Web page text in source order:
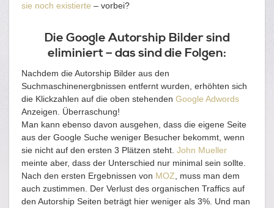
sie noch existierte – vorbei?
Die Google Autorship Bilder sind
eliminiert – das sind die Folgen:
Nachdem die Autorship Bilder aus den
Suchmaschinenergbnissen entfernt wurden, erhöhten sich
die Klickzahlen auf die oben stehenden Google Adwords
Anzeigen. Überraschung!
Man kann ebenso davon ausgehen, dass die eigene Seite
aus der Google Suche weniger Besucher bekommt, wenn
sie nicht auf den ersten 3 Plätzen steht. John Mueller
meinte aber, dass der Unterschied nur minimal sein sollte.
Nach den ersten Ergebnissen von MOZ, muss man dem
auch zustimmen. Der Verlust des organischen Traffics auf
den Autorship Seiten beträgt hier weniger als 3%. Und man